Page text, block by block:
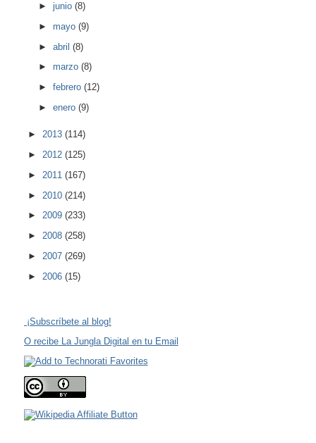
►junio(8)
►mayo(9)
►abril(8)
►marzo(8)
►febrero(12)
►enero(9)
► 2013 (114)
► 2012 (125)
► 2011 (167)
► 2010 (214)
► 2009 (233)
► 2008 (258)
► 2007 (269)
► 2006 (15)
¡Subscríbete al blog!
O recibe La Jungla Digital en tu Email